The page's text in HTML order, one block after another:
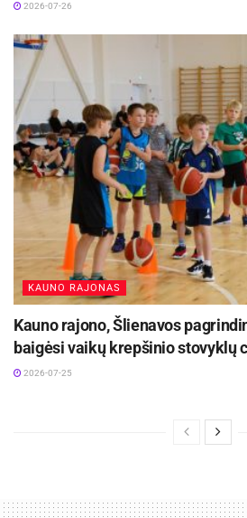
2026-07-26
KAUNO RAJONAS
Kauno rajono, Šlienavos
baigėsi vaikų krepšinio stovyklų
2026-07-25